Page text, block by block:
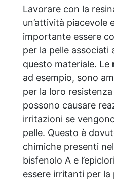
Lavorare con la
un’attività piacevole
importante essere
per la pelle
questo materiale. Le
ad esempio, sono
per la loro
possono causare
irritazioni se
pelle. Questo è
chimiche presenti
bisfenolo A e
essere irritanti per la